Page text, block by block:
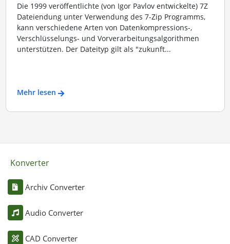
Die 1999 veröffentlichte (von Igor Pavlov entwickelte) 7Z
Dateiendung unter Verwendung des 7-Zip Programms,
kann verschiedene Arten von Datenkompressions-,
Verschlüsselungs- und Vorverarbeitungsalgorithmen
unterstützen. Der Dateityp gilt als "zukunft...
Mehr lesen
Konverter
Archiv Converter
Audio Converter
CAD Converter